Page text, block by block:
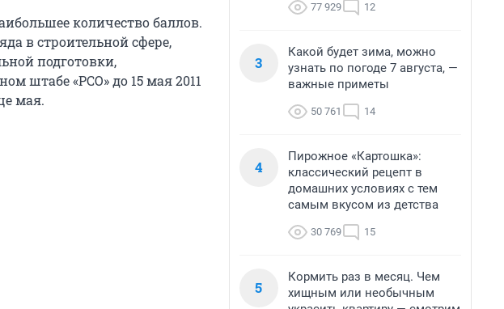
количество баллов.
в строительной сфере,
подготовки,
штабе «РСО» до 15 мая 2011
мая.
77 929 12
3
Какой будет зима, можно
узнать по погоде 7 августа, —
важные приметы
50 761 14
4
Пирожное «Картошка»:
классический рецепт в
домашних условиях с тем
самым вкусом из детства
30 769 15
5
Кормить раз в месяц. Чем
хищным или необычным